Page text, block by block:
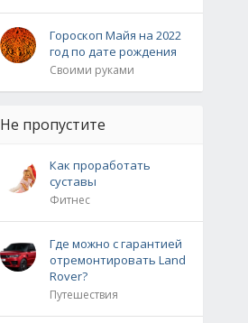
Гороскоп Майя на 2022
год по дате рождения
Своими руками
Не пропустите
Как проработать
суставы
Фитнес
Где можно с гарантией
отремонтировать Land
Rover?
Путешествия